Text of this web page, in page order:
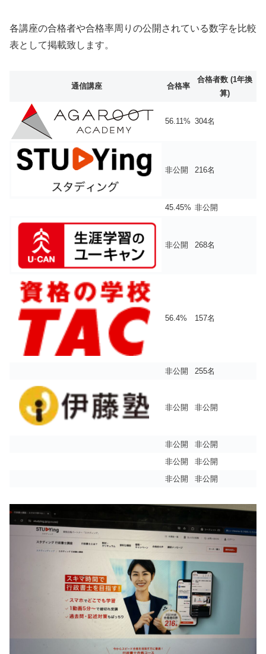
各講座の合格者や合格率周りの公開されている数字を比較
表として掲載致します。
通信講座 合格率
合格者数 (1年換
算)
56.11% 304名
非公開 216名
45.45% 非公開
非公開 268名
56.4% 157名
非公開 255名
非公開 非公開
非公開
非公開
非公開
非公開
非公開
非公開